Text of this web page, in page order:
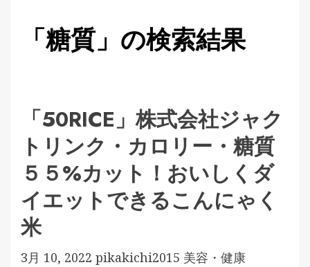
「糖質」の検索結果
「50RICE」株式会社ジャク
トリンク・カロリー・糖質
５５%カット！おいしくダ
イエットできるこんにゃく
米
3月 10, 2022 pikakichi2015 美容・健康